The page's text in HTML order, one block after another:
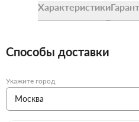
Характеристики
Способы доставки
Укажите город